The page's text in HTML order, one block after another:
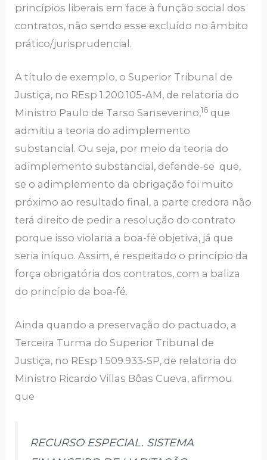
princípios liberais em face à função social dos
contratos, não sendo esse excluído no âmbito
prático/jurisprudencial.
A título de exemplo, o Superior Tribunal de
Justiça, no REsp 1.200.105-AM, de relatoria do
Ministro Paulo de Tarso Sanseverino,16 que
admitiu a teoria do adimplemento
substancial. Ou seja, por meio da teoria do
adimplemento substancial, defende-se que,
se o adimplemento da obrigação foi muito
próximo ao resultado final, a parte credora não
terá direito de pedir a resolução do contrato
porque isso violaria a boa-fé objetiva, já que
seria iníquo. Assim, é respeitado o princípio da
força obrigatória dos contratos, com a baliza
do princípio da boa-fé.
Ainda quando a preservação do pactuado, a
Terceira Turma do Superior Tribunal de
Justiça, no REsp 1.509.933-SP, de relatoria do
Ministro Ricardo Villas Bôas Cueva, afirmou
que
RECURSO ESPECIAL. SISTEMA